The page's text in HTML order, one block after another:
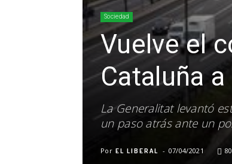
Sociedad
Vuelve el
Cataluña
La Generalitat levantó
un paso atrás ante un
Por EL LIBERAL - 07/04/2021 80